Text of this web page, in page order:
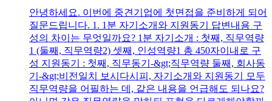
안녕하세요. 이번에 중견기업에 첫면접을 준비하게 되어
질문드립니다. 1. 1분 자기소개와 지원동기 답변내용 구
성의 차이는 무엇일까요? 1분 자기소개 : 첫째, 직무역량
1 (둘째, 직무역량2) 셋째, 인성역량1 총 450자이내로 구
성 지원동기 : 첫째, 직무동기-&gt;직무역량 둘째, 회사동
기-&gt;비전일치 보시다시피, 자기소개와 지원동기 모두
직무역량을 어필하는 데, 같은 내용을 언급해도 되나요?